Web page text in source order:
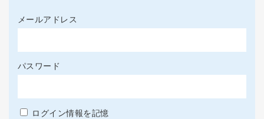
メールアドレス
パスワード
ログイン情報を記憶